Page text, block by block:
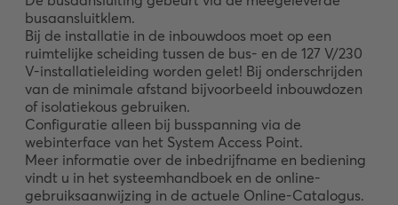
busaansluitklem.
Bij de installatie in de inbouwdoos moet op een
ruimtelijke scheiding tussen de bus- en de 127 V/230
V-installatieleiding worden gelet! Bij onderschrijden
van de minimale afstand bijvoorbeeld inbouwdozen
of isolatiekous gebruiken.
Configuratie alleen bij busspanning via de
webinterface van het System Access Point.
Meer informatie over de inbedrijfname en bediening
vindt u in het systeemhandboek en de online-
gebruiksaanwijzing in de actuele Online-Catalogus.